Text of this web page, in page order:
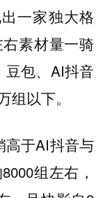
一家独大格
素材量一骑
豆包、AI抖音
以下。
高于AI抖音与
组左右，